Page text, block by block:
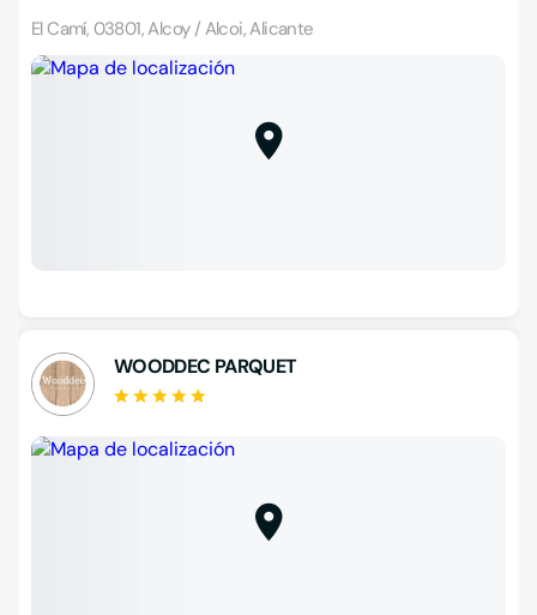
El Camí, 03801, Alcoy / Alcoi, Alicante
WOODDEC PARQUET